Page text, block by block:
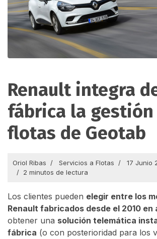
Renault integra
fábrica la gestión
flotas de Geotab
Oriol Ribas Servicios a Flotas
17 Junio
2 minutos de lectura
Los clientes pueden elegir entre los
Renault fabricados desde el 2010 en
obtener una solución telemática
fábrica (o con posterioridad para los